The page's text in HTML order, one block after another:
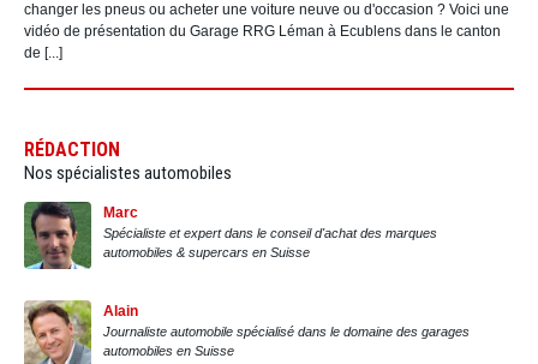
changer les pneus ou acheter une voiture neuve ou d'occasion ? Voici une
vidéo de présentation du Garage RRG Léman à Ecublens dans le canton
de [...]
RÉDACTION
Nos spécialistes automobiles
Marc
Spécialiste et expert dans le conseil d'achat des marques
automobiles & supercars en Suisse
Alain
Journaliste automobile spécialisé dans le domaine des garages
automobiles en Suisse